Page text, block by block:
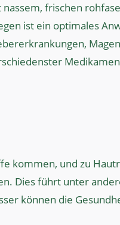
frischen
ist ein optimales
kommen, und zu
Dies führt unter
können die